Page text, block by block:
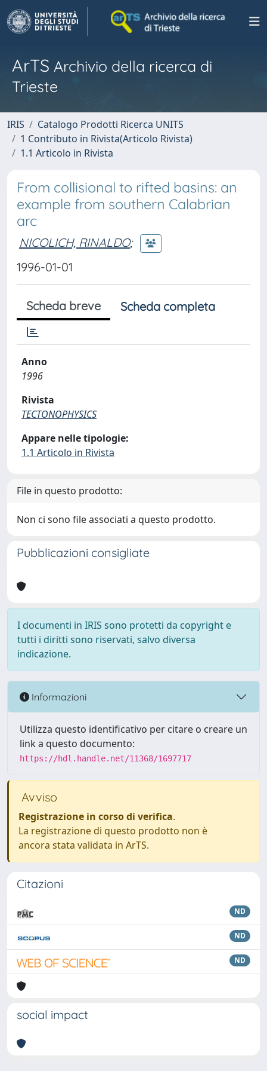
ArTS Archivio della ricerca di
Trieste
IRIS
Catalogo Prodotti Ricerca UNITS
1 Contributo in Rivista(Articolo Rivista)
1.1 Articolo in Rivista
From collisional to rifted basins: an
example from southern Calabrian
arc
NICOLICH, RINALDO;
1996-01-01
Scheda breve Scheda completa
Anno
1996
Rivista
TECTONOPHYSICS
Appare nelle tipologie:
1.1 Articolo in Rivista
File in questo prodotto:
Non ci sono file associati a questo prodotto.
Pubblicazioni consigliate
I documenti in IRIS sono protetti da copyright e
tutti i diritti sono riservati, salvo diversa
indicazione.
Informazioni
Utilizza questo identificativo per citare o creare un
link a questo documento:
https://hdl.handle.net/11368/1697717
Avviso
Registrazione in corso di verifica.
La registrazione di questo prodotto non è
ancora stata validata in ArTS.
Citazioni
ND
ND
ND
social impact